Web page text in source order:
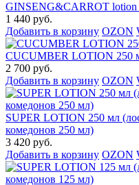
GINSENG&CARROT lotion
1 440 руб.
Добавить в корзину OZON
CUCUMBER LOTION 250
2 700 руб.
Добавить в корзину OZON
SUPER LOTION 250 мл
комедонов 250 мл)
3 420 руб.
Добавить в корзину OZON